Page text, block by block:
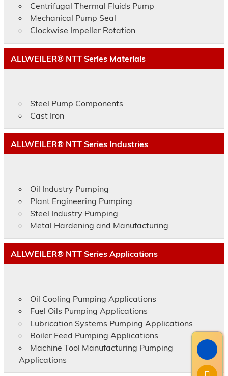
Centrifugal Thermal Fluids Pump
Mechanical Pump Seal
Clockwise Impeller Rotation
ALLWEILER® NTT Series Materials
Steel Pump Components
Cast Iron
ALLWEILER® NTT Series Industries
Oil Industry Pumping
Plant Engineering Pumping
Steel Industry Pumping
Metal Hardening and Manufacturing
ALLWEILER® NTT Series Applications
Oil Cooling Pumping Applications
Fuel Oils Pumping Applications
Lubrication Systems Pumping Applications
Boiler Feed Pumping Applications
Machine Tool Manufacturing Pumping
Applications